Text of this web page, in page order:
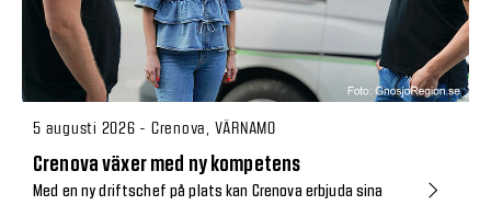
5 augusti 2026 - Crenova, VÄRNAMO
Crenova växer med ny kompetens
Med en ny driftschef på plats kan Crenova erbjuda sina